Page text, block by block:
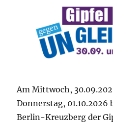
Am Mittwoch,
Donnerstag,
Berlin-Kreuzberg der